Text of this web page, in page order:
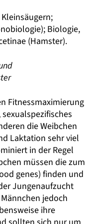
Biologie,
(Hamster).
Fitnessmaximierung
die Weibchen
Laktation sehr viel
in der Regel
müssen die zum
genes) finden und
Jungenaufzucht
jedoch
ihre